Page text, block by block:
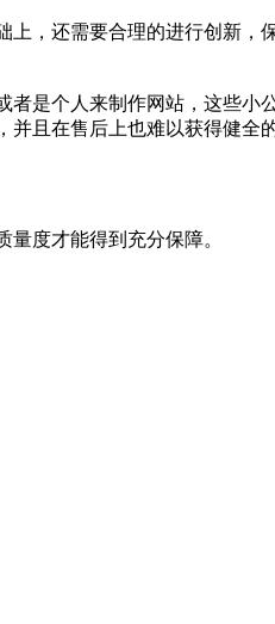
，还需要合理的进行创新
是个人来制作网站，这些
且在售后上也难以获得健全
度才能得到充分保障。